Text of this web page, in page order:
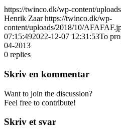
https://twinco.dk/wp-content/
Henrik Zaar https://twinco.dk/wp-
content/uploads/2018/10/
07:15:492022-12-07 12:31:53To
04-2013
0 replies
Skriv en kommentar
Want to join the discussion?
Feel free to contribute!
Skriv et svar